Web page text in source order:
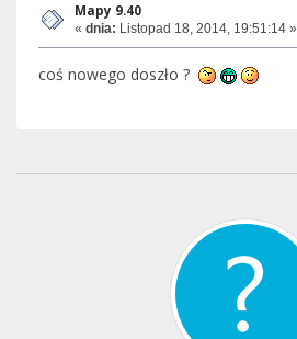
Mapy 9.40
« dnia: Listopad 18, 2014, 19:51:14 »
coś nowego doszło ?